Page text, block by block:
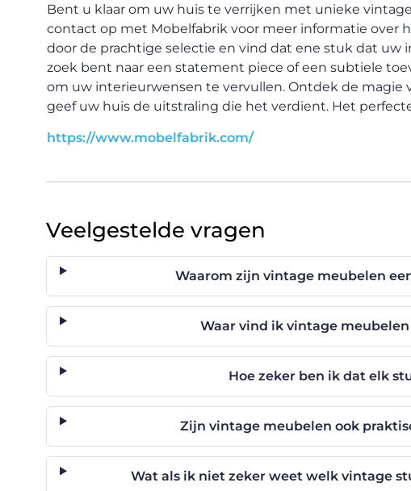
Bent u klaar om uw huis te verrijken met unieke
contact op met Mobelfabrik voor meer informatie over
door de prachtige selectie en vind dat ene stuk dat uw
zoek bent naar een statement piece of een subtiele
om uw interieurwensen te vervullen. Ontdek de
geef uw huis de uitstraling die het verdient. Het
https://www.mobelfabrik.com/
Veelgestelde vragen
Waarom zijn vintage meubelen
Waar vind ik vintage
Hoe zeker ben ik dat elk
Zijn vintage meubelen ook
Wat als ik niet zeker weet welk vintage